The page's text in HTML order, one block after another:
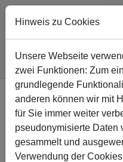
Zum Hauptinhalt springen
Sie sind hier:
Astrid-Lindgren-Schule
Faultierklasse
Ostern 2025
Der Osterhase hat am
besucht und unsere
Hinweis zu Cookies
Unsere Webseite
zwei Funktionen: Zum
grundlegende
anderen können wir mit
für Sie immer weiter
pseudonymisierte Daten
gesammelt und
Verwendung der